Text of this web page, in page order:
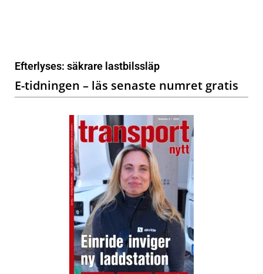
Efterlyses: säkrare lastbilssläp
E-tidningen – läs senaste numret gratis